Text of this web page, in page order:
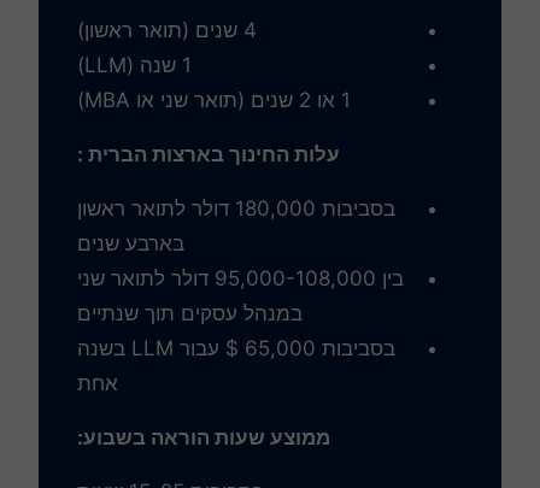
עלות החינוך בארצות הברית :
בסביבות 180,000 דולר לתואר ראשון
בארבע שנים
בין 95,000-108,000 דולר לתואר שני
במנהל עסקים תוך שנתיים
בסביבות 65,000 $ עבור LLM בשנה
אחת
ממוצע שעות הוראה בשבוע: